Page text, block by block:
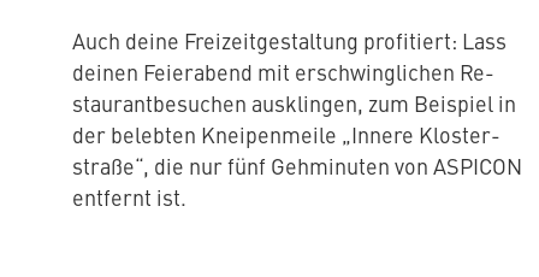
Auch deine Frei­zeit­ge­stal­tung pro­fi­tiert: Lass
deinen Fei­er­abend mit er­schwing­li­chen Re­
stau­rant­be­su­chen aus­klin­gen, zum Beispiel in
der belebten Knei­pen­mei­le „Innere Klos­ter­
stra­ße“, die nur fünf Geh­mi­nu­ten von ASPICON
entfernt ist.